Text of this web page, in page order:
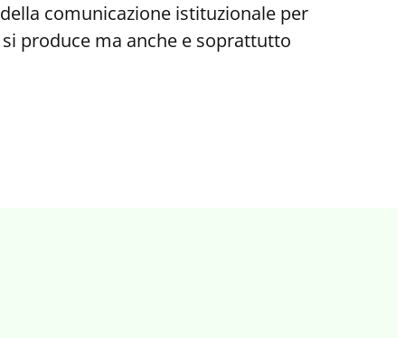
comunicazione istituzionale per
produce ma anche e soprattutto